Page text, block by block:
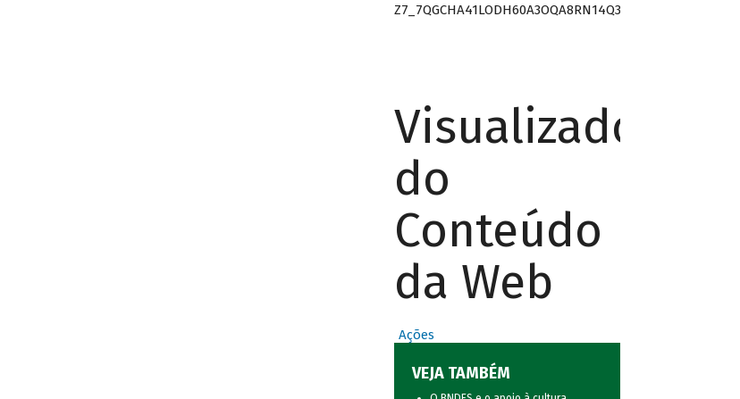
Z7_7QGCHA41LODH60A3OQA8RN14Q3
Visualizador
do
Conteúdo
da Web
Ações
VEJA TAMBÉM